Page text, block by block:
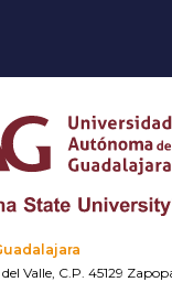
Valle, C.P. 45129